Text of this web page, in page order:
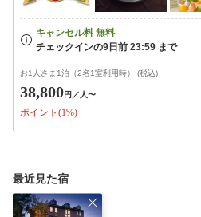
お1人さま1泊（2名1室利用時） (税込)
38,800円 ／人〜
ポイント(1%)
最近見た宿